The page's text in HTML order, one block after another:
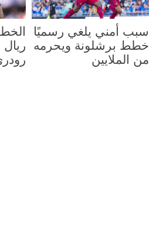
سبب أمني يلغي رسميًا
خطط برشلونة ويحرمه
من الملايين